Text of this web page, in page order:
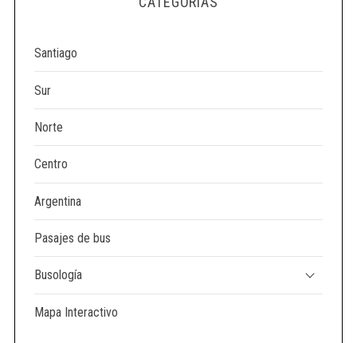
Santiago
Sur
Norte
Centro
Argentina
Pasajes de bus
Busología
Mapa Interactivo
c
h
o
: